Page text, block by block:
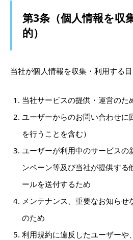
第3条（個人情報を収
的）
当社が個人情報を収集・利用する
当社サービスの提供・運営のた
ユーザーからのお問い合わせに
を行うことを含む）
ユーザーが利用中のサービスの
ンペーン等及び当社が提供する
ールを送付するため
メンテナンス、重要なお知ら
のため
利用規約に違反したユーザーや